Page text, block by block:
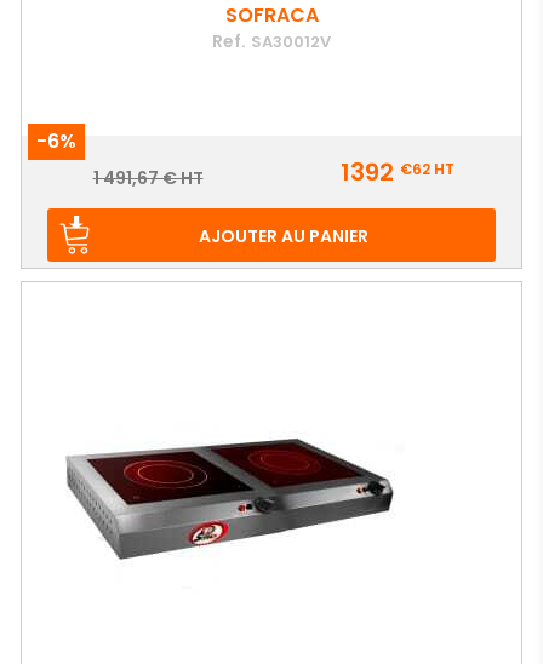
SOFRACA
Ref. SA30012V
-6%
Prix
Prix
1 491,67 € HT 1392 €62 HT
AJOUTER AU PANIER